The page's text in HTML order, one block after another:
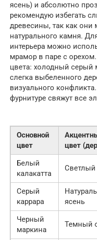
ясень) и абсолютно
рекомендую избегать
древесины, так как они
натурального камня.
интерьера можно
мрамор в паре с
цвета: холодный серый
слегка выбеленного
визуального
фурнитуре свяжут все
Основной
цвет
цвет
Белый
калакатта
Светлый
Серый
каррара
ясень
Черный
маркина
Темный